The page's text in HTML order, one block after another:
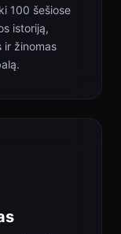
100 šešiose
istoriją,
ir žinomas